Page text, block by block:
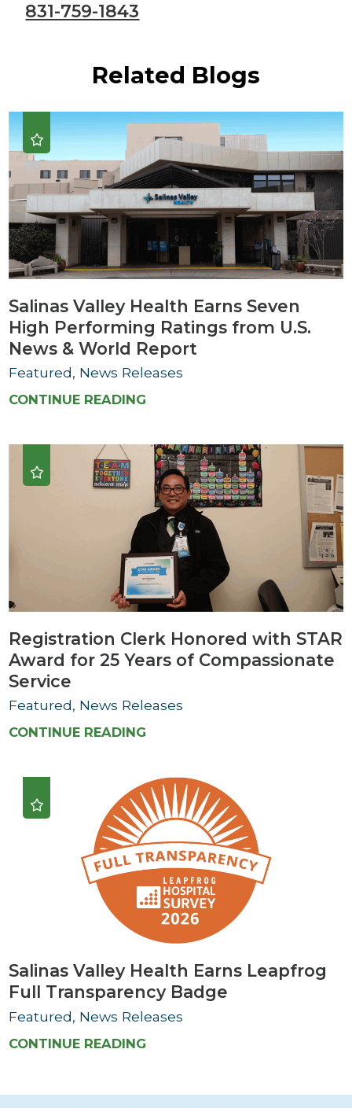
831-759-1843
Related Blogs
Salinas Valley Health Earns Seven
High Performing Ratings from U.S.
News & World Report
Featured, News Releases
CONTINUE READING
Registration Clerk Honored with STAR
Award for 25 Years of Compassionate
Service
Featured, News Releases
CONTINUE READING
Salinas Valley Health Earns Leapfrog
Full Transparency Badge
Featured, News Releases
CONTINUE READING